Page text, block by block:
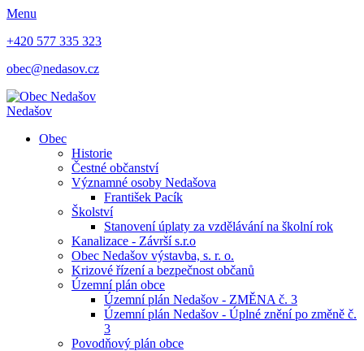
Menu
+420 577 335 323
obec@nedasov.cz
Nedašov
Obec
Historie
Čestné občanství
Významné osoby Nedašova
František Pacík
Školství
Stanovení úplaty za vzdělávání na školní rok
Kanalizace - Závrší s.r.o
Obec Nedašov výstavba, s. r. o.
Krizové řízení a bezpečnost občanů
Územní plán obce
Územní plán Nedašov - ZMĚNA č. 3
Územní plán Nedašov - Úplné znění po změně č.
3
Povodňový plán obce